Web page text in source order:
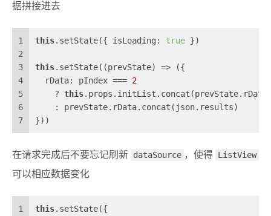
据拼接进去
1
2
3
4
5
6
7
this.setState({ isLoading : true })
this.setState( (prevState) => ({
  rData: pIndex ===
2
    ?
this
    : prevState.rData.concat(json.results)
}))
在请求完成后不要忘记刷新 dataSource ，使得 ListView
可以相应数据变化
1
this.setState({